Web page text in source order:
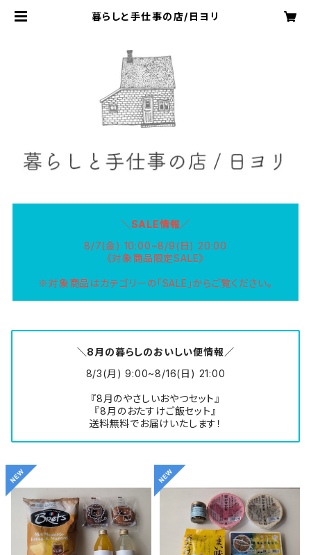
暮らしと手仕事の店/日ヨリ
＼SALE情報／
8/7(金) 10:00~8/9(日) 20:00
《対象商品限定SALE》
※対象商品はカテゴリーの「SALE」からご覧ください。
＼8月の暮らしのおいしい便情報／
8/3(月) 9:00~8/16(日) 21:00
『8月のやさしいおやつセット』
『8月のおたすけご飯セット』
送料無料でお届けいたします！